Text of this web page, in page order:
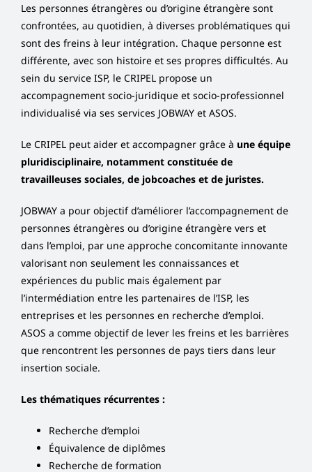
Les personnes étrangères ou d’origine étrangère sont
confrontées, au quotidien, à diverses problématiques qui
sont des freins à leur intégration. Chaque personne est
différente, avec son histoire et ses propres difficultés. Au
sein du service ISP, le CRIPEL propose un
accompagnement socio-juridique et socio-professionnel
individualisé via ses services JOBWAY et ASOS.
Le CRIPEL peut aider et accompagner grâce à une équipe
pluridisciplinaire, notamment constituée de
travailleuses sociales, de jobcoaches et de juristes.
JOBWAY a pour objectif d’améliorer l’accompagnement de
personnes étrangères ou d’origine étrangère vers et
dans l’emploi, par une approche concomitante innovante
valorisant non seulement les connaissances et
expériences du public mais également par
l’intermédiation entre les partenaires de l’ISP, les
entreprises et les personnes en recherche d’emploi.
ASOS a comme objectif de lever les freins et les barrières
que rencontrent les personnes de pays tiers dans leur
insertion sociale.
Les thématiques récurrentes :
Recherche d’emploi
Équivalence de diplômes
Recherche de formation